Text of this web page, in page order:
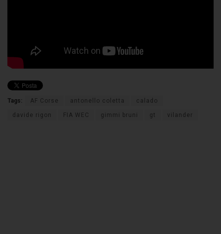
Tags: AF Corse antonello coletta calado
davide rigon FIA WEC gimmi bruni gt vilander